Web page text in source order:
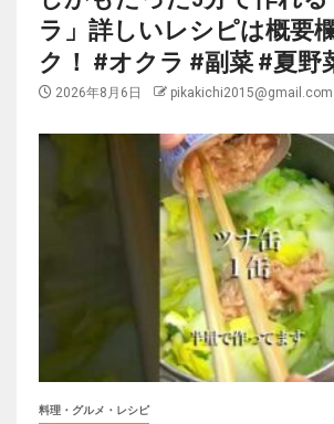
ラ」詳しいレシピは概要
ク！ #オクラ #副菜 #夏野
2026年8月6日 pikakichi2015@gmail.com
料理・グルメ・レシピ